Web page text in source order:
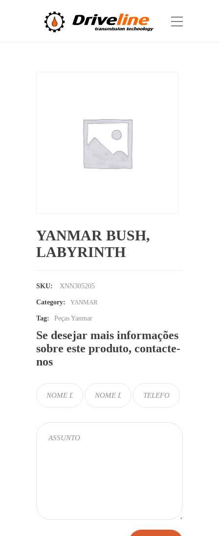
YANMAR BUSH,
LABYRINTH
SKU: XNN305205
Category: YANMAR
Tag: Peças Yanmar
Se desejar mais informações
sobre este produto, contacte-
nos